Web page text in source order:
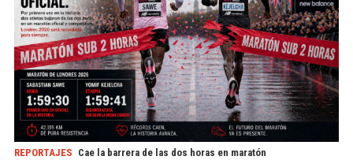
REPORTAJES Cae la barrera de las dos horas en maratón